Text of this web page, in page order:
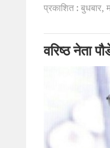
प्रकाशित :
वरिष्ठ नेता